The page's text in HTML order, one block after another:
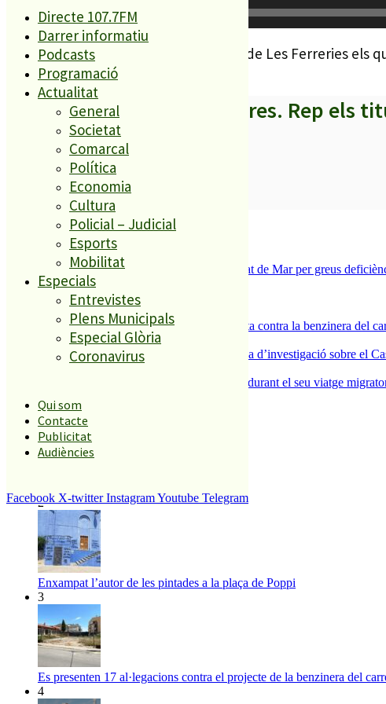
Directe 107.7FM
Darrer informatiu
Podcasts
Programació
Actualitat
General
Societat
Comarcal
Política
Economia
Cultura
Policial – Judicial
Esports
Mobilitat
Especials
Entrevistes
Plens Municipals
Especial Glòria
Coronavirus
Qui som
Contacte
Publicitat
Audiències
Facebook X-twitter InstagramYoutube Telegram
d'àudio
00:00
Ahir mateix van ser els alumnes de p4 de Les Ferreries els
A partir d’ara no et perdis res. Rep els
SUBSCRIURE’M
És tendència ara
Tanquen un local de menjar ràpid a Malgrat de Mar per greus
2
ESPORTS CAP DE SETMANA
Els veïns de Palafolls refermen la seva lluita contra la benzinera del
Un historiador local guanya la primera beca d’investigació sobre el
Un grup de cigonyes fa parada a Palafolls durant el seu viatge
El més llegit
1
2
Enxampat l’autor de les pintades a la plaça de Poppi
3
Es presenten 17 al·legacions contra el projecte de la benzinera del
4